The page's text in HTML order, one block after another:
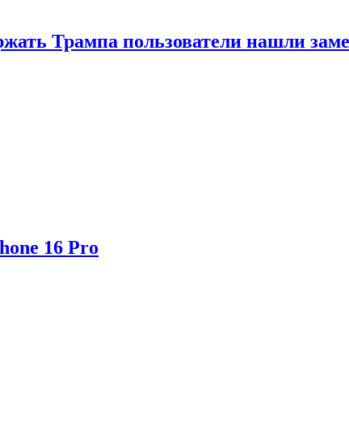
Трампа пользователи нашли
16 Pro